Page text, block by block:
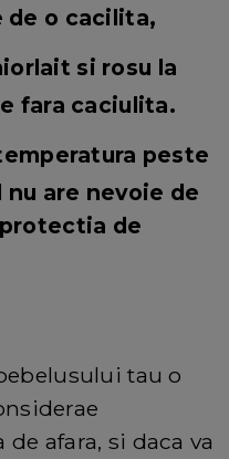
de o cacilita,
si rosu la
fara caciulita.
peste
nu are nevoie de
de
tau o
afara, si daca va